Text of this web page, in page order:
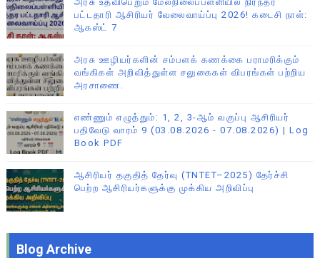
பட்டதாரி ஆசிரியர் வேலைவாய்ப்பு 2026! கடைசி நாள்:
ஆகஸ்ட் 7
அரசு ஊழியர்களின் சம்பளக் கணக்கை பராமரிக்கும்
வங்கிகள் அறிவித்துள்ள சலுகைகள் விபரங்கள் பற்றிய
அரசாணை.
எண்ணும் எழுத்தும்: 1, 2, 3-ஆம் வகுப்பு ஆசிரியர்
பதிவேடு வாரம் 9 (03.08.2026 - 07.08.2026) | Log
Book PDF
ஆசிரியர் தகுதித் தேர்வு (TNTET–2025) தேர்ச்சி
பெற்ற ஆசிரியர்களுக்கு முக்கிய அறிவிப்பு
Blog Archive